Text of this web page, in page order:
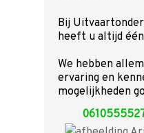
Bij
heeft u altijd
We hebben
ervaring en
mogelijkheden